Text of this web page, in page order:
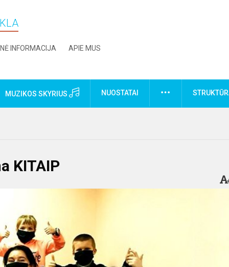
INFORMACIJA
APIE MUS
MUZIKOS SKYRIUS NUOSTATAI
KITAIP